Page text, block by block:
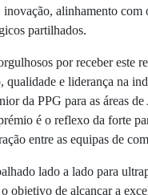
alinhamento com
partilhados.
por receber este
qualidade e liderança na
da PPG para as áreas
é o reflexo da forte
entre as equipas de
lado a lado para
objetivo de alcançar a